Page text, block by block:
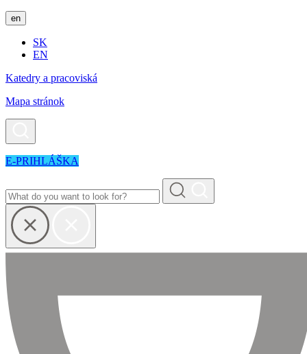
en
SK
EN
Katedry a pracoviská
Mapa stránok
E-PRIHLÁŠKA